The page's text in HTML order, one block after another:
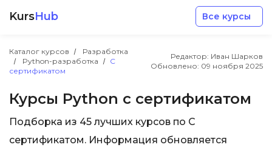
KursHub Все курсы
Каталог курсов
Разработка
Python-разработка
С
сертификатом
Редактор: Иван Шарков
Обновлено: 09 ноября 2025
Курсы Python с сертификатом
Подборка из 45 лучших курсов по С
сертификатом. Информация обновляется
Разработка